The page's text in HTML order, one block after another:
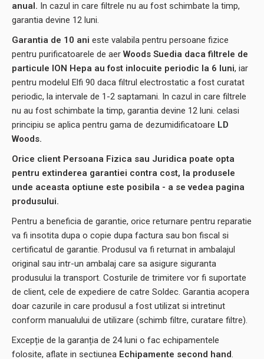
anual. In cazul in care filtrele nu au fost schimbate la timp,
garantia devine 12 luni.
Garantia de 10 ani este valabila pentru persoane fizice
pentru purificatoarele de aer Woods Suedia daca filtrele de
particule ION Hepa au fost inlocuite periodic la 6 luni, iar
pentru modelul Elfi 90 daca filtrul electrostatic a fost curatat
periodic, la intervale de 1-2 saptamani. In cazul in care filtrele
nu au fost schimbate la timp, garantia devine 12 luni. celasi
principiu se aplica pentru gama de dezumidificatoare LD
Woods.
Orice client Persoana Fizica sau Juridica poate opta
pentru extinderea garantiei contra cost, la produsele
unde aceasta optiune este posibila - a se vedea pagina
produsului.
Pentru a beneficia de garantie, orice returnare pentru reparatie
va fi insotita dupa o copie dupa factura sau bon fiscal si
certificatul de garantie. Produsul va fi returnat in ambalajul
original sau intr-un ambalaj care sa asigure siguranta
produsului la transport. Costurile de trimitere vor fi suportate
de client, cele de expediere de catre Soldec. Garantia acopera
doar cazurile in care produsul a fost utilizat si intretinut
conform manualului de utilizare (schimb filtre, curatare filtre).
Excepție de la garanția de 24 luni o fac echipamentele
folosite, aflate in sectiunea Echipamente second hand.